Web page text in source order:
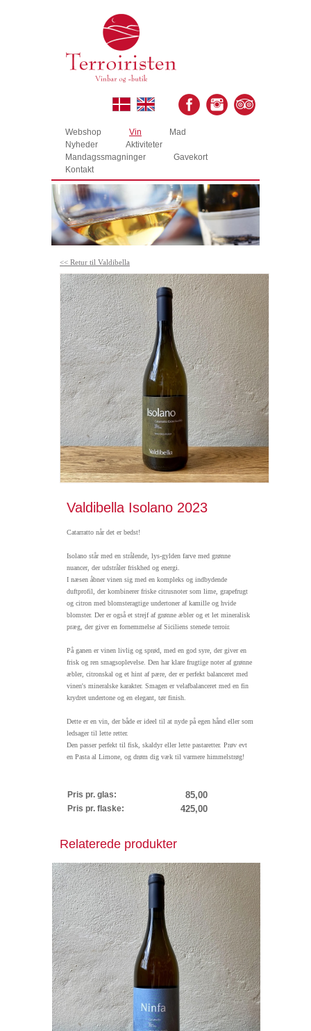
Webshop Vin
Mad
Nyheder
Aktiviteter
Mandagssmagninger
Gavekort
Kontakt
<< Retur til Valdibella
Valdibella Isolano 2023
Catarratto når det er bedst!
Isolano står med en strålende, lys-gylden farve med grønne
nuancer, der udstråler friskhed og energi.
I næsen åbner vinen sig med en kompleks og indbydende
duftprofil, der kombinerer friske citrusnoter som lime, grapefrugt
og citron med blomsteragtige undertoner af kamille og hvide
blomster. Der er også et strejf af grønne æbler og et let mineralisk
præg, der giver en fornemmelse af Siciliens stenede terroir.
På ganen er vinen livlig og sprød, med en god syre, der giver en
frisk og ren smagsoplevelse. Den har klare frugtige noter af grønne
æbler, citronskal og et hint af pære, der er perfekt balanceret med
vinen's mineralske karakter. Smagen er velafbalanceret med en fin
krydret undertone og en elegant, tør finish.
Dette er en vin, der både er ideel til at nyde på egen hånd eller som
ledsager til lette retter.
Den passer perfekt til fisk, skaldyr eller lette pastaretter. Prøv evt
en Pasta al Limone, og drøm dig væk til varmere himmelstrøg!
Pris pr. glas: 85,00
Pris pr. flaske: 425,00
Relaterede produkter